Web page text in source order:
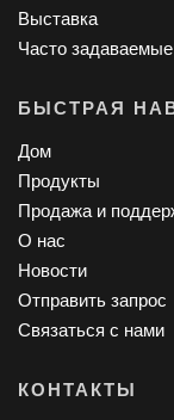
Выставка
Часто
БЫСТРАЯ
Дом
Продукты
Продажа и
О нас
Новости
Отправить запрос
Связаться с нами
КОНТАКТЫ